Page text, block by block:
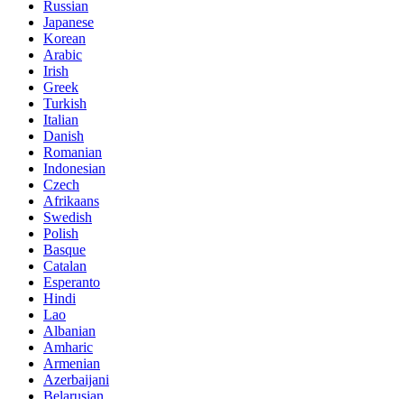
Russian
Japanese
Korean
Arabic
Irish
Greek
Turkish
Italian
Danish
Romanian
Indonesian
Czech
Afrikaans
Swedish
Polish
Basque
Catalan
Esperanto
Hindi
Lao
Albanian
Amharic
Armenian
Azerbaijani
Belarusian